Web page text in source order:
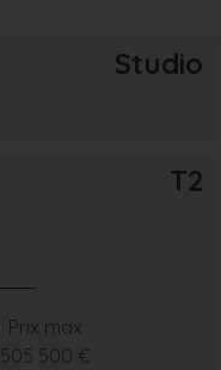
Studio
T2
Prix max
505 500 €